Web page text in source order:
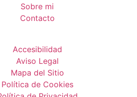
Sobre mi
Contacto
Accesibilidad
Aviso Legal
Mapa del Sitio
Política de Cookies